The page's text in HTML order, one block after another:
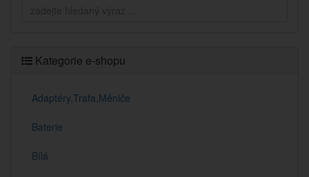
Kategorie e-shopu
Adaptéry,Trafa,Měniče
Baterie
Bílá